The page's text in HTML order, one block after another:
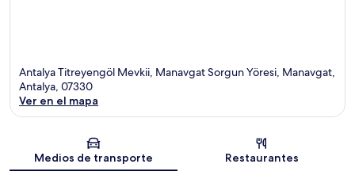
Antalya Titreyengöl Mevkii, Manavgat Sorgun Yöresi, Manavgat,
Antalya, 07330
Ver en el mapa
Medios de transporte Restaurantes